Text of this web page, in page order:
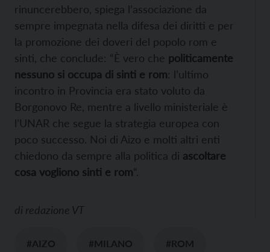
rinuncerebbero, spiega l’associazione da
sempre impegnata nella difesa dei diritti e per
la promozione dei doveri del popolo rom e
sinti, che conclude: “È vero che politicamente
nessuno si occupa di sinti e rom: l’ultimo
incontro in Provincia era stato voluto da
Borgonovo Re, mentre a livello ministeriale è
l’UNAR che segue la strategia europea con
poco successo. Noi di Aizo e molti altri enti
chiedono da sempre alla politica di ascoltare
cosa vogliono sinti e rom“.
di redazione VT
#AIZO #MILANO #ROM